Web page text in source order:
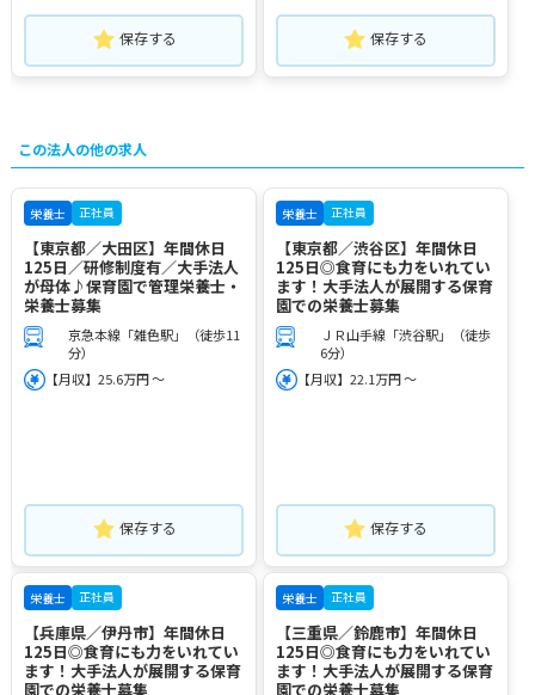
保存する 保存する
この法人の他の求人
栄養士 正社員
【東京都／大田区】年間休日
125日／研修制度有／大手法人
が母体♪保育園で管理栄養士・
栄養士募集
京急本線「雑色駅」（徒歩11
分）
【月収】25.6万円 ～
保存する
栄養士 正社員
【東京都／渋谷区】年間休日
125日◎食育にも力をいれてい
ます！大手法人が展開する保育
園での栄養士募集
ＪＲ山手線「渋谷駅」（徒歩
6分）
【月収】22.1万円 ～
保存する
栄養士 正社員
【兵庫県／伊丹市】年間休日
125日◎食育にも力をいれてい
ます！大手法人が展開する保育
園での栄養士募集
栄養士 正社員
【三重県／鈴鹿市】年間休日
125日◎食育にも力をいれてい
ます！大手法人が展開する保育
園での栄養士募集